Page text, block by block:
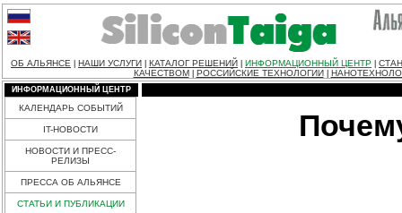
ОБ АЛЬЯНСЕ НАШИ УСЛУГИ КАТАЛОГ РЕШЕНИЙ ИНФОРМАЦИОННЫЙ ЦЕНТР
КАЧЕСТВОМ
РОССИЙСКИЕ ТЕХНОЛОГИИ
ИНФОРМАЦИОННЫЙ ЦЕНТР
КАЛЕНДАРЬ СОБЫТИЙ
IT-НОВОСТИ
НОВОСТИ И ПРЕСС-
РЕЛИЗЫ
ПРЕССА ОБ АЛЬЯНСЕ
СТАТЬИ И ПУБЛИКАЦИИ